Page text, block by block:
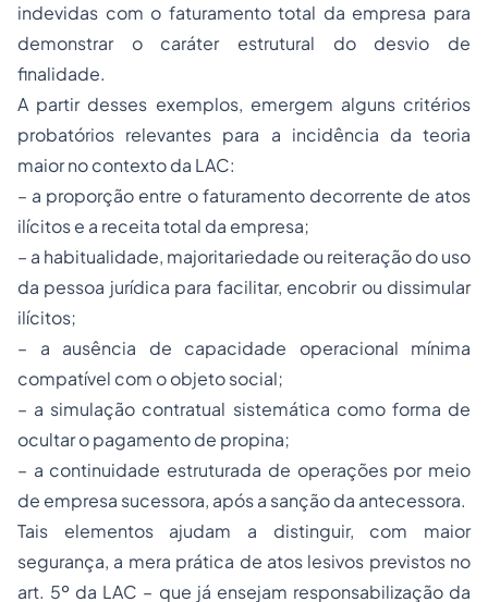
indevidas com o faturamento total da empresa para
demonstrar o caráter estrutural do desvio de
finalidade.
A partir desses exemplos, emergem alguns critérios
probatórios relevantes para a incidência da teoria
maior no contexto da LAC:
– a proporção entre o faturamento decorrente de atos
ilícitos e a receita total da empresa;
– a habitualidade, majoritariedade ou reiteração do uso
da pessoa jurídica para facilitar, encobrir ou dissimular
ilícitos;
– a ausência de capacidade operacional mínima
compatível com o objeto social;
– a simulação contratual sistemática como forma de
ocultar o pagamento de propina;
– a continuidade estruturada de operações por meio
de empresa sucessora, após a sanção da antecessora.
Tais elementos ajudam a distinguir, com maior
segurança, a mera prática de atos lesivos previstos no
art. 5º da LAC – que já ensejam responsabilização da